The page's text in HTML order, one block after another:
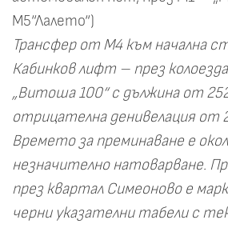
М5“Лалето“)
Трансфер от М4 към начална
Кабинков лифт – през
„Витоша 100“ с дължина от
отрицателна денивелация от
Времето за преминаване е
незначително натоварване.
през квартал Симеоново е
черни указателни табели с